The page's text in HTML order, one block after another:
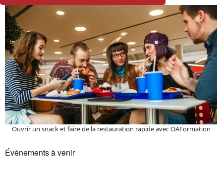
Ouvrir un snack et faire de la restauration rapide avec OAFormation
Évènements à venir